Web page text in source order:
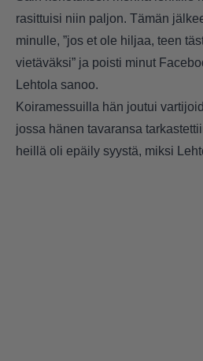
rasittuisi niin paljon. Tämän
minulle, ”jos et ole hiljaa, teen
vietäväksi” ja poisti minut
Lehtola sanoo.
Koiramessuilla hän joutui
jossa hänen tavaransa
heillä oli epäily syystä, miksi